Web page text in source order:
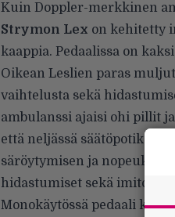
Kuin Doppler-merkkinen
Strymon Lex on kehitetty
kaappia. Pedaalissa on
Oikean Leslien paras
vaihtelusta sekä
ambulanssi ajaisi ohi pillit
että neljässä
säröytymisen ja
hidastumiset sekä imitoidut
Monokäytössä pedaali